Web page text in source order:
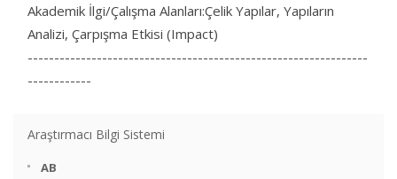
Akademik İlgi/Çalışma Alanları:Çelik Yapılar, Yapıların
Analizi, Çarpışma Etkisi (Impact)
----------------------------------------------------------------
------------
Araştırmacı Bilgi Sistemi
AB